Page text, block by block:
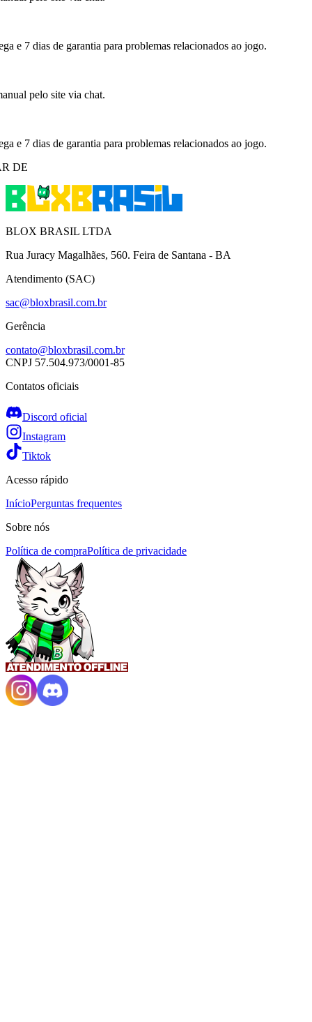
e 7 dias de garantia para problemas relacionados ao jogo.
pelo site via chat.
e 7 dias de garantia para problemas relacionados ao jogo.
DE
BLOX BRASIL LTDA
Rua Juracy Magalhães, 560. Feira de Santana - BA
Atendimento (SAC)
sac@bloxbrasil.com.br
Gerência
contato@bloxbrasil.com.br
CNPJ 57.504.973/0001-85
Contatos oficiais
Discord oficial
Instagram
Tiktok
Acesso rápido
InícioPerguntas frequentes
Sobre nós
Política de compraPolítica de privacidade